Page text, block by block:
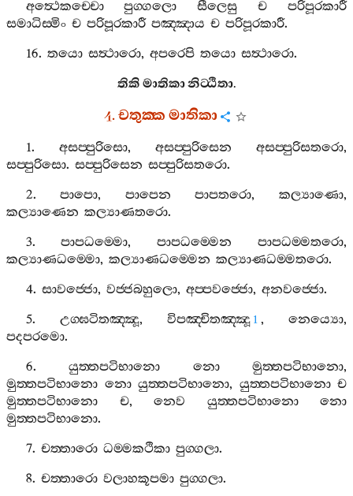
අත්‍ථෙකච‍්චො
පුග‍්ගලො සීලෙසු ච
පරිපූරකාරී
සමාධිස‍්මිං ච පරිපූරකාරී පඤ‍්ඤාය ච පරිපූරකාරී.
16. තයො සත්‍ථාරො, අපරෙපි තයො සත්‍ථාරො.
තිකිමාතිකානිට‍්ඨිතා.
4.චතුක‍්කමාතිකා
1. අසප‍්පුරිසො, අසප‍්පුරිසෙන අසප‍්පුරිසතරො,
සප‍්පුරිසො. සප‍්පුරිසෙන සප‍්පුරිසතරො.
2.පාපො, පාපෙන පාපතරො, කල්‍යාණො,
කල්‍යාණෙන කල්‍යාණතරො.
3.පාපධම‍්මො,පාපධම‍්මෙන පාපධම‍්මතරො,
කල්‍යාණධම‍්මො, කල්‍යාණධම‍්මෙන කල්‍යාණධම‍්මතරො.
4. සාවජ‍්ජො, වජ‍්ජබහුලො, අප‍්පවජ‍්ජො, අනවජ‍්ජො.
5. උග‍්ඝටිතඤ‍්ඤූ, විපඤ‍්චිතඤ‍්ඤූ 1 , නෙය්‍යො,
පදපරමො.
6.යුත‍්තපටිභානො නො මුත‍්තපටිභානො,
මුත‍්තපටිභානො නො යුත‍්තපටිභානො, යුත‍්තපටිභානො ච
මුත‍්තපටිභානො
ච, නෙව යුත‍්තපටිභානො
නො
මුත‍්තපටිභානො.
7. චත‍්තාරො ධම‍්මකථිකා පුග‍්ගලා.
8. චත‍්තාරො වලාහකූපමා පුග‍්ගලා.